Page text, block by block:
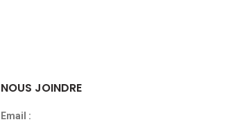
NOUS JOINDRE
Email :